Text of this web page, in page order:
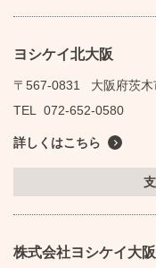
ヨシケイ北大阪
〒567-0831
大阪府茨
TEL
072-652-0580
詳しくはこちら
株式会社ヨシケイ大